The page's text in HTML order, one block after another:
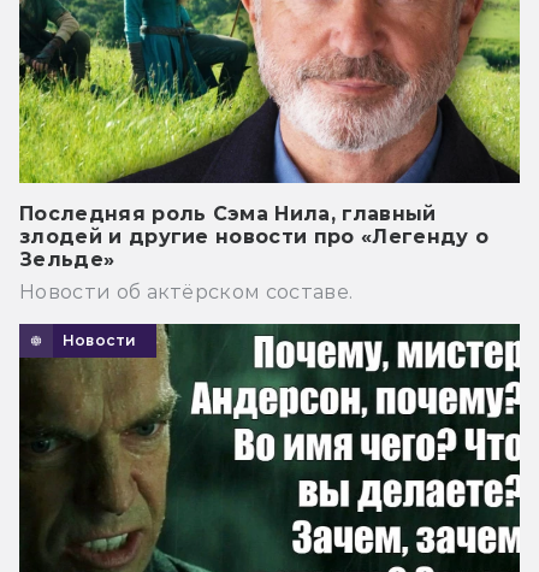
Последняя роль Сэма Нила, главный
злодей и другие новости про «Легенду о
Зельде»
Новости об актёрском составе.
Новости